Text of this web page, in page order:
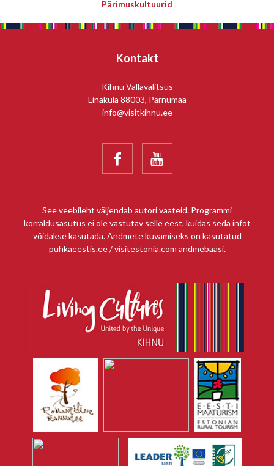
Pärimuskultuurid
Kontakt
Kihnu Vallavalitsus
Linaküla 88003, Pärnumaa
info@visitkihnu.ee
 
See veebileht väljendab autori vaateid. Programmi
korraldusasutus ei ole vastutav selle eest, kuidas seda infot
võidakse kasutada. Andmete kuvamiseks on kasutatud
puhkaeestis.ee / visitestonia.com andmebaasi.